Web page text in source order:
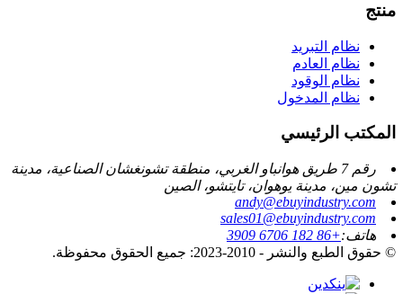
منتج
نظام التبريد
نظام العادم
نظام الوقود
نظام المدخول
المكتب الرئيسي
رقم 7 طريق هوانباو الغربي، منطقة تشونغشان الصناعية، مدينة
تشون مين، مدينة يوهوان، تايتشو، الصين
andy@ebuyindustry.com
sales01@ebuyindustry.com
هاتف:+86 182 6706 3909
© حقوق الطبع والنشر - 2010-2023: جميع الحقوق محفوظة.